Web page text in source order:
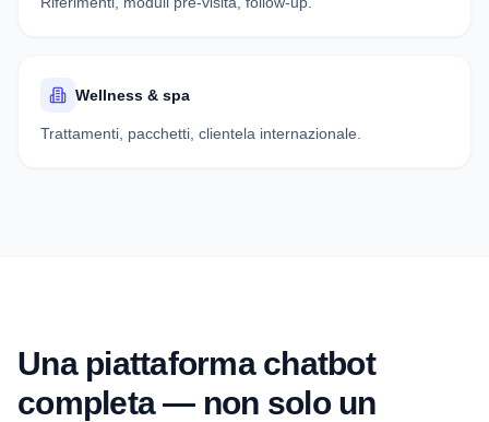
Wellness & spa
Trattamenti, pacchetti, clientela internazionale.
Una piattaforma chatbot
completa — non solo un